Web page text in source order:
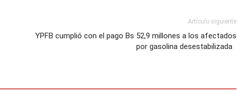
Artículo siguiente
YPFB cumplió con el pago Bs 52,9 millones a los afectados
por gasolina desestabilizada